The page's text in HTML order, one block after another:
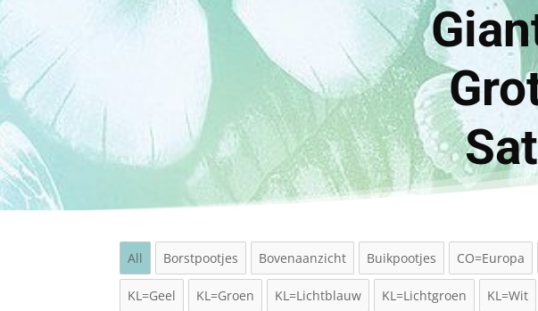
Giant
Grote
All Borstpootjes Bovenaanzicht Buikpootjes CO=Europa
KL=Geel KL=Groen KL=Lichtblauw KL=Lichtgroen KL=Wit